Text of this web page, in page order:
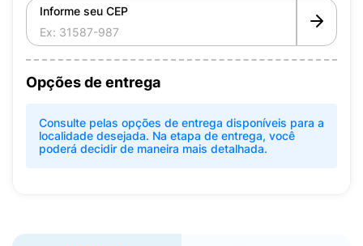
Informe seu CEP
Opções de entrega
Consulte pelas opções de entrega disponíveis para a
localidade desejada. Na etapa de entrega, você
poderá decidir de maneira mais detalhada.